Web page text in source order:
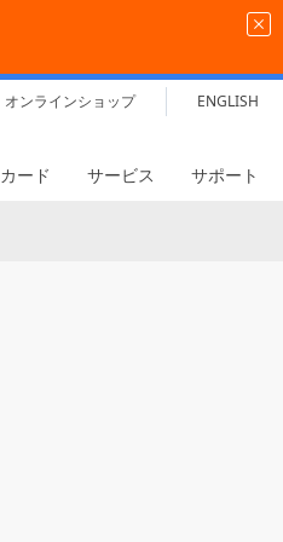
オンラインショップ ENGLISH
カード サービス サポート